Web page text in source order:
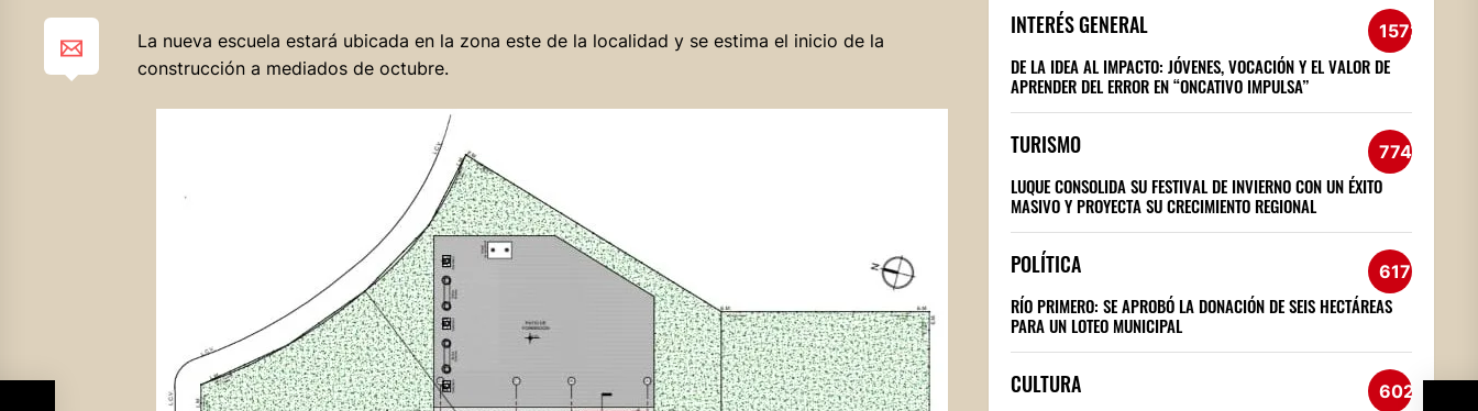
La nueva escuela estará ubicada en la zona este de la localidad y se estima el inicio de la
construcción a mediados de octubre.
INTERÉS GENERAL 1572
DE LA IDEA AL IMPACTO: JÓVENES, VOCACIÓN Y EL VALOR DE
APRENDER DEL ERROR EN “ONCATIVO IMPULSA”
TURISMO 774
LUQUE CONSOLIDA SU FESTIVAL DE INVIERNO CON UN ÉXITO
MASIVO Y PROYECTA SU CRECIMIENTO REGIONAL
POLÍTICA 617
RÍO PRIMERO: SE APROBÓ LA DONACIÓN DE SEIS HECTÁREAS
PARA UN LOTEO MUNICIPAL
CULTURA 602